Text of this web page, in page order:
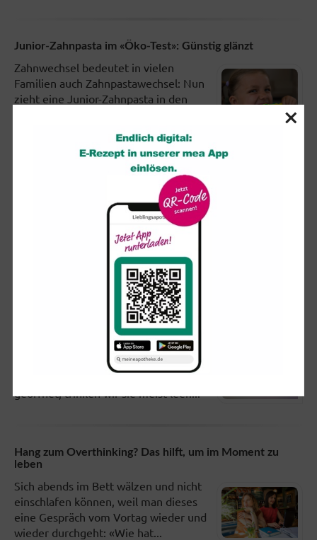
Junior-Zahnpasta im «Öko-Test»: Günstig glänzt
Zahnwechsel bedeutet in vielen
Familien auch Zahnpastawechsel: Nun
zieht eine Junior-Zahnpasta in den
Emotionale Nähe entscheidet: Bin ich nur allein oder
Einsamkeit kann Menschen in jedem
Alter treffen - selbst wenn sie ständig
in Gesellschaft sind. Aber es gibt
Menschen in bestimmten...
Limo, Eistee, Cola: So sehr zahlen sie aufs Zuckerkonto
Trinkpäckchen, Getränkedose und
Kronkorken-Flasche haben eines
gemeinsam: Haben wir sie einmal
Hang zum Overthinking? Das hilft, um im Moment zu
leben
Sich abends im Bett wälzen und nicht
einschlafen können, weil man dieses
eine Gespräch vom Vortag wieder und
wieder durchgeht: «Wie hat...
×